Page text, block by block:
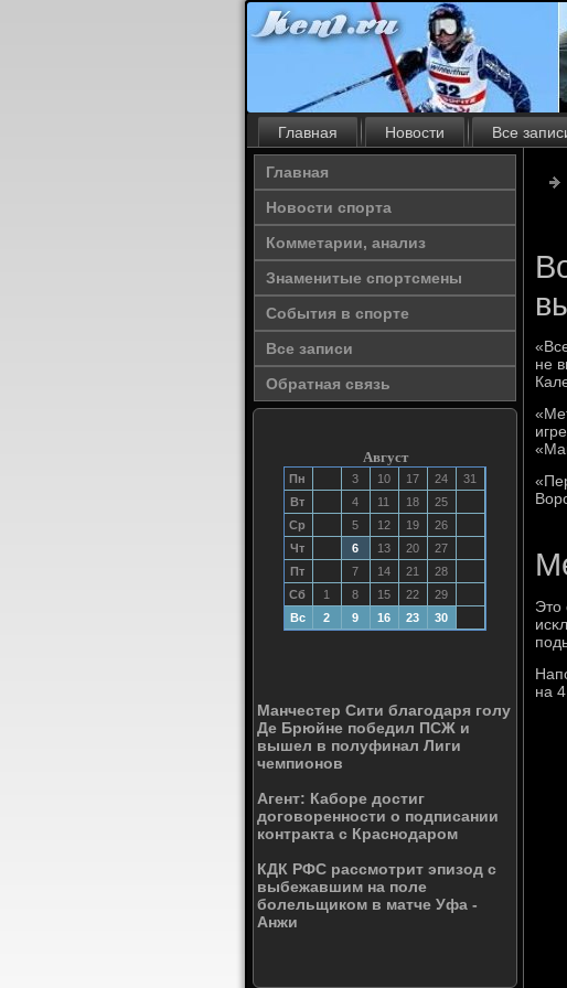
Главная Новости Все
Главная
Новости спорта
Комметарии, анализ
Знаменитые спортсмены
События в спорте
Все записи
Обратная связь
Август
Пн 3 10 17 24
31
Вт
4 11 18
25
Ср
5 12 19
26
Чт
6 13 20
27
Пт
7 14 21
28
Сб
1 8 15 22
29
Вс
2 9 16 23 30
Манчестер Сити благодаря голу
Де Брюйне победил ПСЖ и
вышел в полуфинал Лиги
чемпионов
Агент: Каборе достиг
договоренности о подписании
контракта с Краснодаром
КДК РФС рассмотрит эпизод с
выбежавшим на поле
болельщиком в матче Уфа -
Анжи
не
Это
на